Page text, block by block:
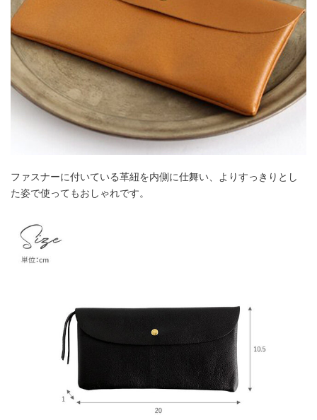
ファスナーに付いている革紐を内側に仕舞い、よりすっきりとし
た姿で使ってもおしゃれです。